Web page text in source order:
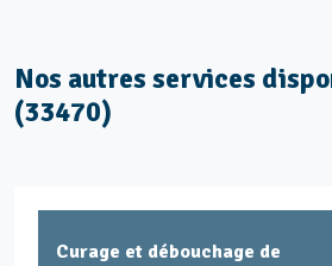
Nos autres services
(33470)
Curage et débouchage de